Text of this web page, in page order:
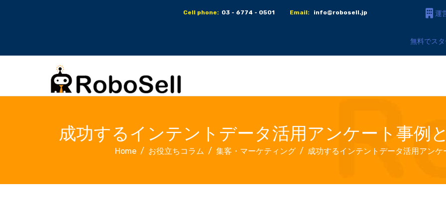
Cell phone: 03 - 6774 - 0501 Email: info@robosell.jp 運
無料でス
成功するインテントデータ活用アンケート事例
Home お役立ちコラム 集客・マーケティング 成功するインテントデータ活用アン